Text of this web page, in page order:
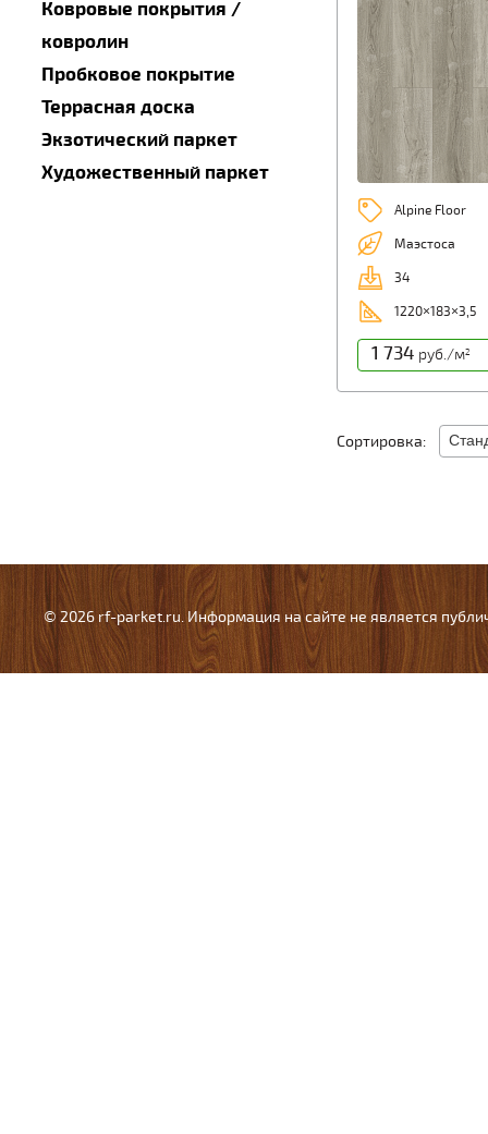
Ковровые покрытия /
ковролин
Пробковое покрытие
Террасная доска
Экзотический паркет
Художественный паркет
Alpine Floor
Маэстоса
34
1220×183×3,5
1 734 руб./м2
Сортировка:
© 2026 rf-parket.ru. Информация на сайте не является